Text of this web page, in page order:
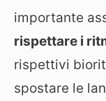
importante
rispettare i
rispettivi
spostare le